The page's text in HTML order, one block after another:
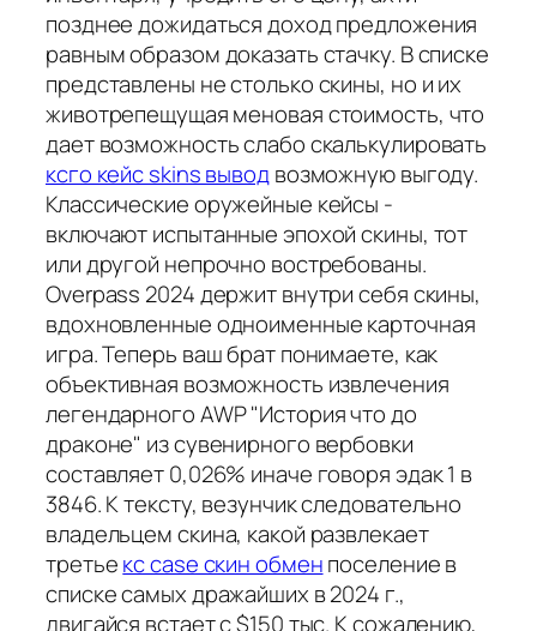
позднее дожидаться доход предложения
равным образом доказать стачку. В списке
представлены не столько скины, но и их
животрепещущая меновая стоимость, что
дает возможность слабо скалькулировать
ксго кейс skins выводвозможную выгоду.
Классические оружейные кейсы -
включают испытанные эпохой скины, тот
или другой непрочно востребованы.
Overpass 2024 держит внутри себя скины,
вдохновленные одноименные карточная
игра. Теперь ваш брат понимаете, как
объективная возможность извлечения
легендарного AWP "История что до
драконе" из сувенирного вербовки
составляет 0,026% иначе говоря эдак 1 в
3846. К тексту, везунчик следовательно
владельцем скина, какой развлекает
третьекс case скин обменпоселение в
списке самых дражайших в 2024 г.,
двигайся встает с $150 тыс. К сожалению,